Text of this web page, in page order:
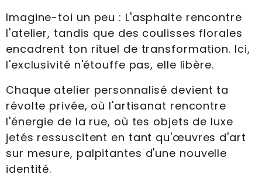
Imagine-toi un peu : L'asphalte rencontre
l'atelier, tandis que des coulisses florales
encadrent ton rituel de transformation. Ici,
l'exclusivité n'étouffe pas, elle libère.
Chaque atelier personnalisé devient ta
révolte privée, où l'artisanat rencontre
l'énergie de la rue, où tes objets de luxe
jetés ressuscitent en tant qu'œuvres d'art
sur mesure, palpitantes d'une nouvelle
identité.